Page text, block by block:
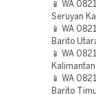
📱 WA
Seruyan
📱 WA
Barito
📱 WA
📱 WA
Barito